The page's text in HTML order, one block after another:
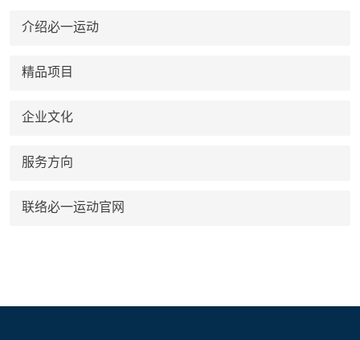
介绍必一运动
精品项目
企业文化
服务方向
联络必一运动官网